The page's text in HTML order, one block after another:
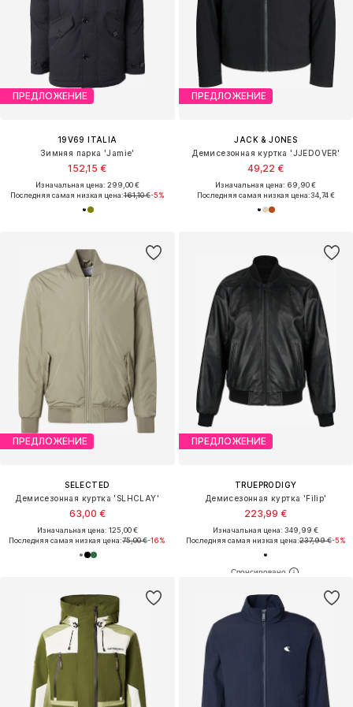
ПРЕДЛОЖЕНИЕ
19V69 ITALIA
Зимняя парка 'Jamie'
152,15 €
Изначальная цена: 299,00 €
Последняя самая низкая цена:161,10 €-5%
ПРЕДЛОЖЕНИЕ
JACK & JONES
Демисезонная куртка 'JJEDOVER'
49,22 €
Изначальная цена: 69,90 €
Последняя самая низкая цена:34,74 €
ПРЕДЛОЖЕНИЕ
SELECTED
Демисезонная куртка 'SLHCLAY'
63,00 €
Изначальная цена: 125,00 €
Последняя самая низкая цена:75,00 €-16%
ПРЕДЛОЖЕНИЕ
TRUEPRODIGY
Демисезонная куртка 'Filip'
223,99 €
Изначальная цена: 349,99 €
Последняя самая низкая цена:237,99 €-5%